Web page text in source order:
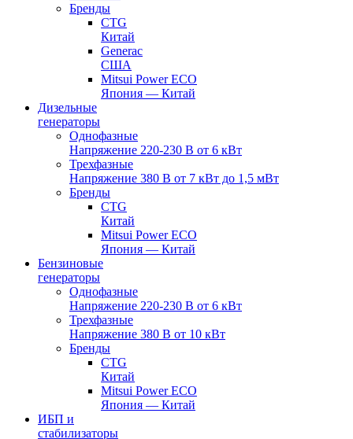
Бренды
CTG
Китай
Generac
США
Mitsui Power ECO
Япония — Китай
Дизельные
генераторы
Однофазные
Напряжение 220-230 В от 6 кВт
Трехфазные
Напряжение 380 В от 7 кВт до 1,5 мВт
Бренды
CTG
Китай
Mitsui Power ECO
Япония — Китай
Бензиновые
генераторы
Однофазные
Напряжение 220-230 В от 6 кВт
Трехфазные
Напряжение 380 В от 10 кВт
Бренды
CTG
Китай
Mitsui Power ECO
Япония — Китай
ИБП и
стабилизаторы